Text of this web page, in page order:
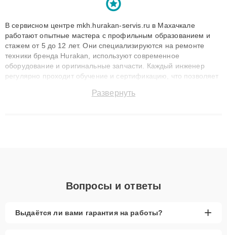
В сервисном центре mkh.hurakan-servis.ru в Махачкале
работают опытные мастера с профильным образованием и
стажем от 5 до 12 лет. Они специализируются на ремонте
техники бренда Hurakan, используют современное
оборудование и оригинальные запчасти. Каждый инженер
регулярно проходит обучение и сертификацию, что позволяет
технику с сохранением гарантии до 3 лет. Наши мастера
Развернуть
Вопросы и ответы
Выдаётся ли вами гарантия на работы? +